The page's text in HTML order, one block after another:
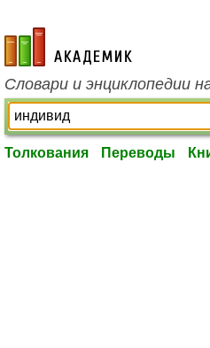
academic.ru
Словари и энциклопедии
Толкования Переводы